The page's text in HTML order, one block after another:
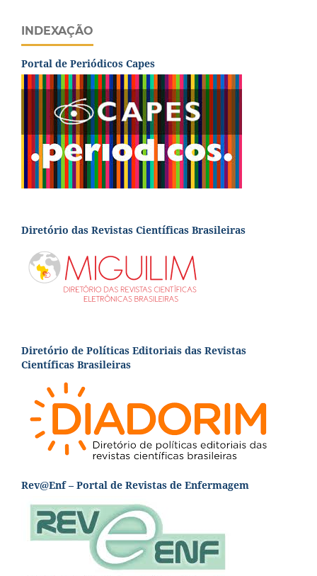
INDEXAÇÃO
Portal de Periódicos Capes
Diretório das Revistas Científicas Brasileiras
Diretório de Políticas Editoriais das Revistas
Científicas Brasileiras
Rev@Enf – Portal de Revistas de Enfermagem